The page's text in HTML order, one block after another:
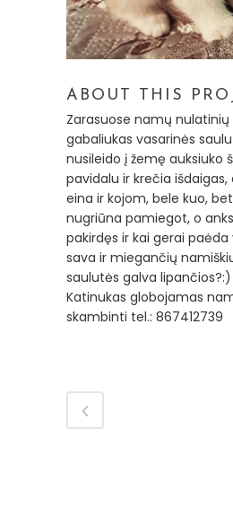
ABOUT THIS
Zarasuose namų nulatinių
gabaliukas vasarinės
nusileido į žemę auksiuko
pavidalu ir krečia išdaigas,
eina ir kojom, bele kuo,
nugriūna pamiegot, o
pakirdęs ir kai gerai
sava ir miegančių
saulutės galva lipančios?:)
Katinukas globojamas
skambinti tel.: 867412739